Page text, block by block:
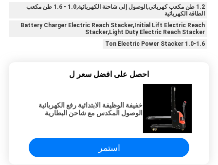
1.2 طن مكعب كهربائي,الوصول إلى شاحنة الكهربائية,1.0 - 1.6 طن مكعب
الطاقة الكهربائية
Battery Charger Electric Reach Stacker,Initial Lift Electric Reach
Stacker,Light Duty Electric Reach Stacker
1.0-1.6 Ton Electric Power Stacker
احصل على افضل سعر ل
خفيفة الوظيفة الابتدائية رفع الكهربائية
الوصول المكدس مع شاحن البطارية
استمر